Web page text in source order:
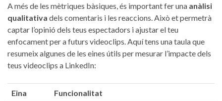
A⁢ més de les mètriques ‌bàsiques, és ⁣important fer ​una anàlisi
qualitativa ‍dels comentaris i les reaccions. Això ​et permetrà
captar l’opinió dels teus espectadors i ajustar el teu
enfocament​ per a futurs videoclips. Aquí tens una taula​ que
resumeix algunes de les eines útils per mesurar l’impacte ​dels
teus videoclips a LinkedIn:
Eina Funcionalitat